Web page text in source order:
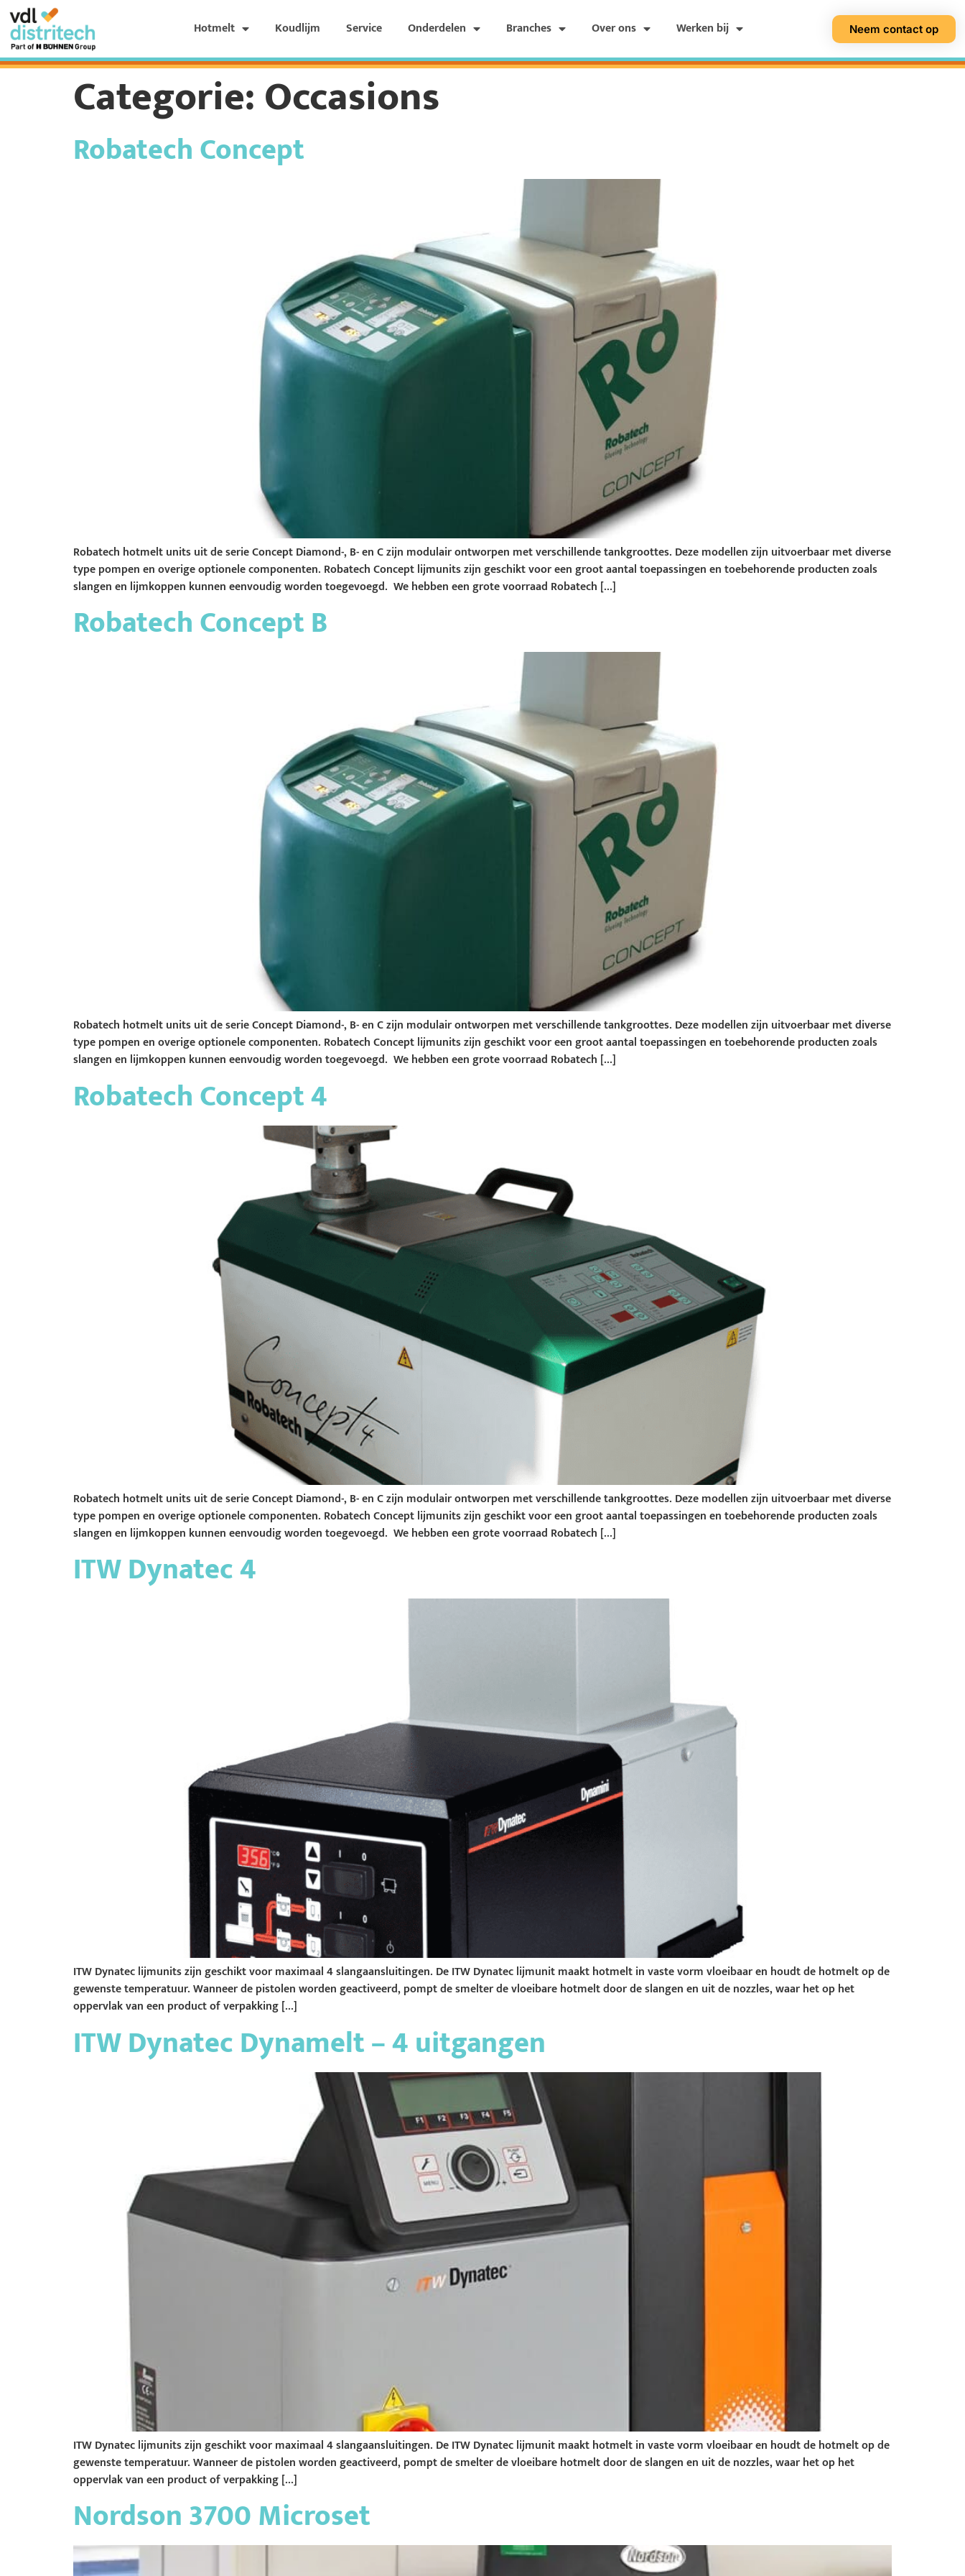
Hotmelt Koudlijm Service Onderdelen Branches Over ons Werken bij Neem contact op
Categorie:Occasions
Robatech Concept
Robatech hotmelt units uit de serie Concept Diamond-, B- en C zijn modulair ontworpen met verschillende tankgroottes. Deze modellen zijn uitvoerbaar met diverse
type pompen en overige optionele componenten. Robatech Concept lijmunits zijn geschikt voor een groot aantal toepassingen en toebehorende producten zoals
slangen en lijmkoppen kunnen eenvoudig worden toegevoegd. We hebben een grote voorraad Robatech […]
Robatech Concept B
Robatech hotmelt units uit de serie Concept Diamond-, B- en C zijn modulair ontworpen met verschillende tankgroottes. Deze modellen zijn uitvoerbaar met diverse
type pompen en overige optionele componenten. Robatech Concept lijmunits zijn geschikt voor een groot aantal toepassingen en toebehorende producten zoals
slangen en lijmkoppen kunnen eenvoudig worden toegevoegd. We hebben een grote voorraad Robatech […]
Robatech Concept 4
Robatech hotmelt units uit de serie Concept Diamond-, B- en C zijn modulair ontworpen met verschillende tankgroottes. Deze modellen zijn uitvoerbaar met diverse
type pompen en overige optionele componenten. Robatech Concept lijmunits zijn geschikt voor een groot aantal toepassingen en toebehorende producten zoals
slangen en lijmkoppen kunnen eenvoudig worden toegevoegd. We hebben een grote voorraad Robatech […]
ITW Dynatec 4
ITW Dynatec lijmunits zijn geschikt voor maximaal 4 slangaansluitingen. De ITW Dynatec lijmunit maakt hotmelt in vaste vorm vloeibaar en houdt de hotmelt op de
gewenste temperatuur. Wanneer de pistolen worden geactiveerd, pompt de smelter de vloeibare hotmelt door de slangen en uit de nozzles, waar het op het
oppervlak van een product of verpakking […]
ITW Dynatec Dynamelt – 4 uitgangen
ITW Dynatec lijmunits zijn geschikt voor maximaal 4 slangaansluitingen. De ITW Dynatec lijmunit maakt hotmelt in vaste vorm vloeibaar en houdt de hotmelt op de
gewenste temperatuur. Wanneer de pistolen worden geactiveerd, pompt de smelter de vloeibare hotmelt door de slangen en uit de nozzles, waar het op het
oppervlak van een product of verpakking […]
Nordson 3700 Microset